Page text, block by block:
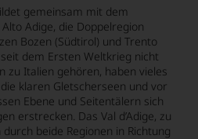
gemeinsam mit dem
Adige, die Doppelregion
Bozen (Südtirol) und Trento
dem Ersten Weltkrieg nicht
zu Italien gehören, haben vieles
klaren Gletscherseen und vor
Ebene und Seitentälern sich
erstrecken. Das Val d’Adige, zu
beide Regionen in Richtung